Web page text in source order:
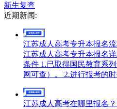
新生复查
近期新闻:
江苏成人高考专升本报名
江苏成人高考专升本报名
条件 1.已取得国民教育系
网可查）。 2.进行报考的
江苏成人高考在哪里报名